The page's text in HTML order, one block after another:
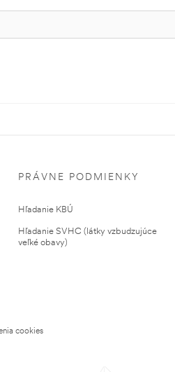
PRÁVNE PODMIENKY
Hľadanie KBÚ
Hľadanie SVHC (látky vzbudzujúce
veľké obavy)
cookies